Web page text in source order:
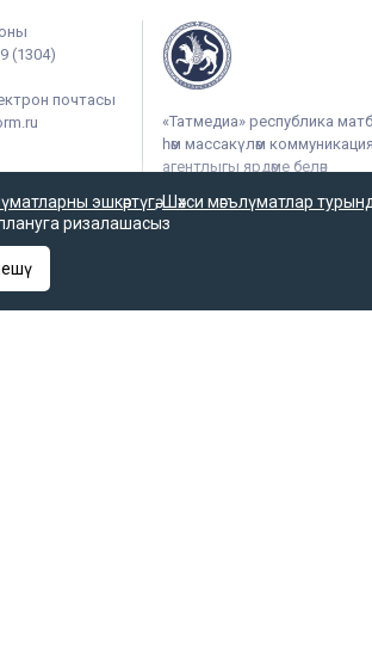
(1304)
почтасы
«Татмедиа» республика
һәм массакүләм
агентлыгы ярдәме белән
хезмәте (Роскомнадзор) тарафыннан
эшкәртүгә,Шәхси мәгълүматлар
ризалашасыз